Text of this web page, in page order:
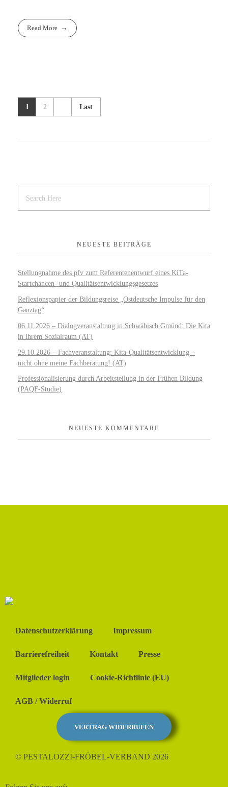
Read More
1 2 Last
NEUESTE BEITRÄGE
Stellungnahme des pfv zum Referentenentwurf eines KiTa-
Startchancen- und Qualitätsentwicklungsgesetzes
Reflexionspapier der Bildungsreise „Ostdeutsche Impulse für den
Ganztag“
06.11.2026 – Dialogveranstaltung in Schwäbisch Gmünd: Die Kita
in ihrem Sozialraum (AT)
29.10.2026 – Fachveranstaltung: Kita-Qualitätsentwicklung –
nicht ohne meine Fachberatung! (AT)
Professionalisierung durch Arbeitsteilung in der Frühen Bildung
(PAQF-Studie)
NEUESTE KOMMENTARE
Datenschutzerklärung Impressum
Barrierefreiheit Kontakt Presse
Mitglieder login Cookie-Richtlinie (EU)
AGB / Widerruf
VERTRAG WIDERRUFEN
© PESTALOZZI-FRÖBEL-VERBAND 2026